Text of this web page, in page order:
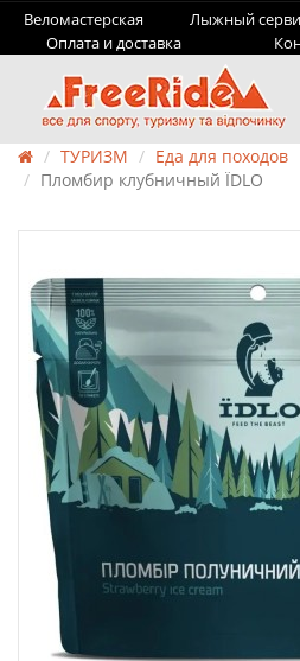
Веломастерская Лыжный
Оплата и доставка
ТУРИЗМ
Еда для походов
Пломбир клубничный ЇDLO